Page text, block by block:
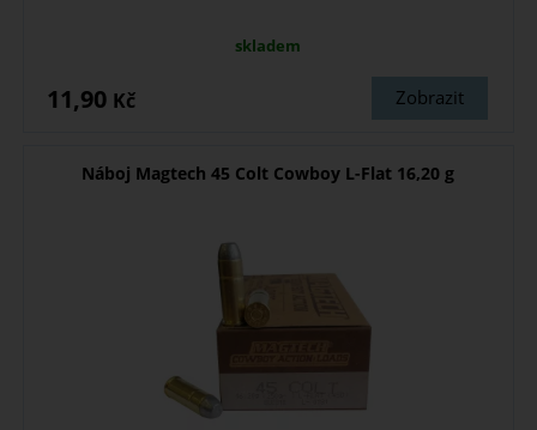
skladem
Zobrazit
11,90 Kč
Náboj Magtech 45 Colt Cowboy L-Flat 16,20 g